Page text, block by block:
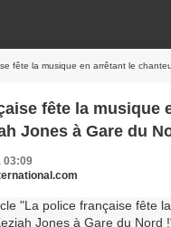
la musique en arrêtant le chanteur Keziah
fête la musique
Jones à Gare du
03:09